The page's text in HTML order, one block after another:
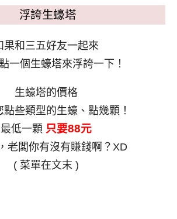
浮誇生蠔塔
果和三五好友一起來
一個生蠔塔來浮誇一下！
生蠔塔的價格
點些類型的生蠔、點幾顆！
最低一顆 只要88元
老闆你有沒有賺錢啊？XD
( 菜單在文末 )